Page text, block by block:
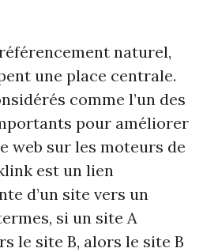
naturel,
une place centrale.
comme l’un des
pour améliorer
web sur les moteurs de
est un lien
d’un site vers un
si un site A
le site B, alors le site B